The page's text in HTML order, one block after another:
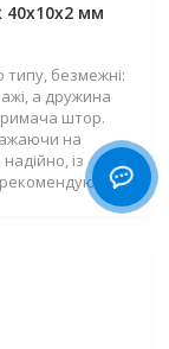
40x10x2 мм
типу, безмежні:
а дружина
штор.
на
із
..